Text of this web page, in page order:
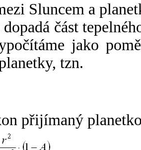
Sluncem a
část
jako
tzn.
přijímaný